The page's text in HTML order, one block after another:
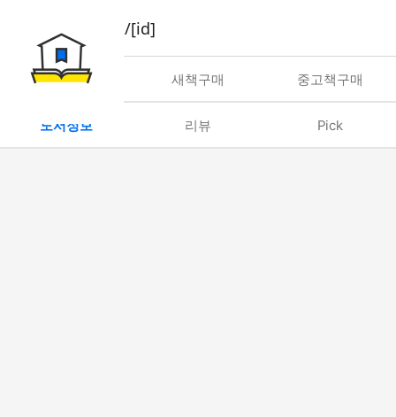
book/rent/[id]
대여 새책구매 중고책구매
도서정보 리뷰 Pick